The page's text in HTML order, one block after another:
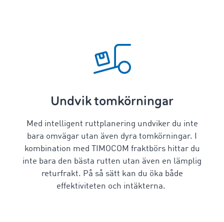
Undvik tomkörningar
Med intelligent ruttplanering undviker du inte
bara omvägar utan även dyra tomkörningar. I
kombination med TIMOCOM fraktbörs hittar du
inte bara den bästa rutten utan även en lämplig
returfrakt. På så sätt kan du öka både
effektiviteten och intäkterna.